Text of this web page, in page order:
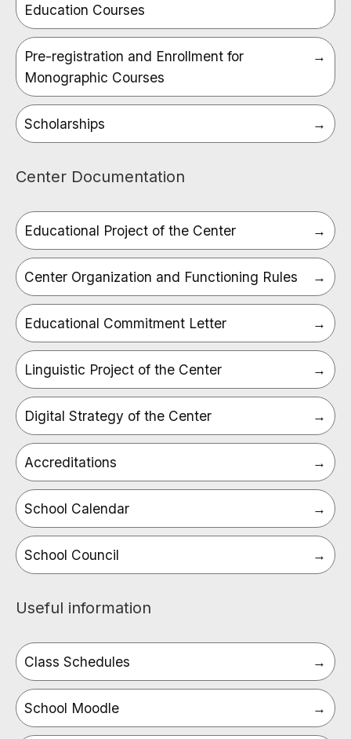
Education Courses
Pre-registration and Enrollment for
Monographic Courses
Scholarships
Center Documentation
Educational Project of the Center
Center Organization and Functioning Rules
Educational Commitment Letter
Linguistic Project of the Center
Digital Strategy of the Center
Accreditations
School Calendar
School Council
Useful information
Class Schedules
School Moodle